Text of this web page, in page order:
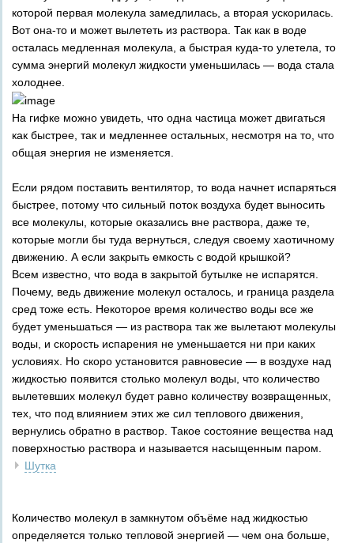
которой первая молекула замедлилась, а вторая ускорилась.
Вот она-то и может вылететь из раствора. Так как в воде
осталась медленная молекула, а быстрая куда-то улетела, то
сумма энергий молекул жидкости уменьшилась — вода стала
холоднее.
На гифке можно увидеть, что одна частица может двигаться
как быстрее, так и медленнее остальных, несмотря на то, что
общая энергия не изменяется.
Если рядом поставить вентилятор, то вода начнет испаряться
быстрее, потому что сильный поток воздуха будет выносить
все молекулы, которые оказались вне раствора, даже те,
которые могли бы туда вернуться, следуя своему хаотичному
движению. А если закрыть емкость с водой крышкой?
Всем известно, что вода в закрытой бутылке не испарятся.
Почему, ведь движение молекул осталось, и граница раздела
сред тоже есть. Некоторое время количество воды все же
будет уменьшаться — из раствора так же вылетают молекулы
воды, и скорость испарения не уменьшается ни при каких
условиях. Но скоро установится равновесие — в воздухе над
жидкостью появится столько молекул воды, что количество
вылетевших молекул будет равно количеству возвращенных,
тех, что под влиянием этих же сил теплового движения,
вернулись обратно в раствор. Такое состояние вещества над
поверхностью раствора и называется насыщенным паром.
Шутка
Количество молекул в замкнутом объёме над жидкостью
определяется только тепловой энергией — чем она больше,